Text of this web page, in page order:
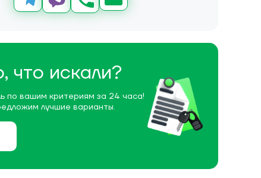
что искали?
по вашим критериям за 24 часа!
лучшие варианты.